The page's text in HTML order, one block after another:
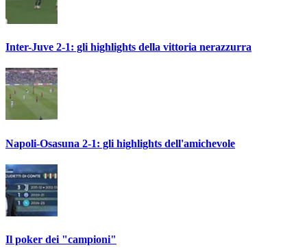
Inter-Juve 2-1: gli highlights della vittoria nerazzurra
Napoli-Osasuna 2-1: gli highlights dell'amichevole
Il poker dei "campioni"